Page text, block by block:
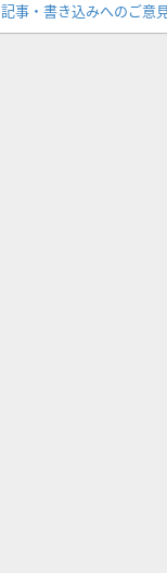
記事・書き込みへのご意